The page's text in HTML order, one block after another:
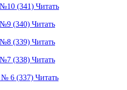
(341) Читать
№9 (340) Читать
№8 (339) Читать
№7 (338) Читать
№ 6 (337) Читать